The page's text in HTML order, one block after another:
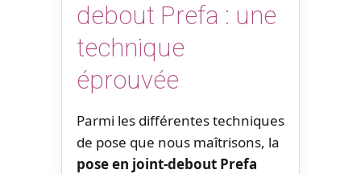
debout Prefa : une
technique
éprouvée
Parmi les différentes techniques
de pose que nous maîtrisons, la
pose en joint-debout Prefa